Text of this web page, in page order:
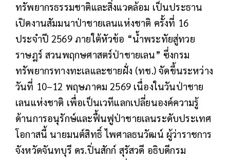
ทรัพยากรธรรมชาติและสิ่งแวดล้อม เป็นประธาน
เปิดงานสัมมนาป่าชายเลนแห่งชาติ ครั้งที่ 16
ประจำปี 2569 ภายใต้หัวข้อ “น้ำพระทัยสู่ทวย
ราษฎร์ สวนพฤกษศาสตร์ป่าชายเลน” ซึ่งกรม
ทรัพยากรทางทะเลและชายฝั่ง (ทช.) จัดขึ้นระหว่าง
วันที่ 10–12 พฤษภาคม 2569 เนื่องในวันป่าชาย
เลนแห่งชาติ เพื่อเป็นเวทีแลกเปลี่ยนองค์ความรู้
ด้านการอนุรักษ์และฟื้นฟูป่าชายเลนระดับประเทศ
โอกาสนี้ นายมนต์สิทธิ์ ไพศาลธนวัฒน์ ผู้ว่าราชการ
จังหวัดจันทบุรี ดร.ปิ่นสักก์ สุรัสวดี อธิบดีกรม